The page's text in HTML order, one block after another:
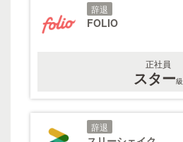
辞退
FOLIO
正社員
スター級
辞退